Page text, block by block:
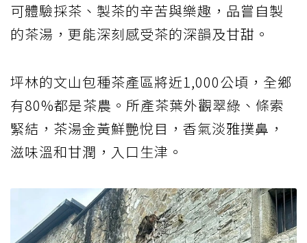
可體驗採茶、製茶的辛苦與樂趣，品嘗自製
的茶湯，更能深刻感受茶的深韻及甘甜。
坪林的文山包種茶產區將近1,000公頃，全鄉
有80%都是茶農。所產茶葉外觀翠綠、條索
緊結，茶湯金黃鮮艷悅目，香氣淡雅撲鼻，
滋味溫和甘潤，入口生津。